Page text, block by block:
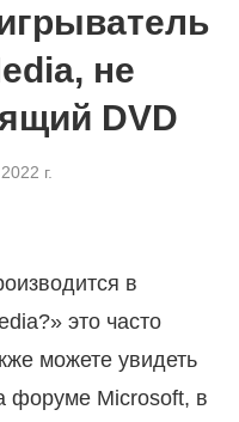
не
DVD
г.
в
это часто
можете увидеть
форуме Microsoft, в